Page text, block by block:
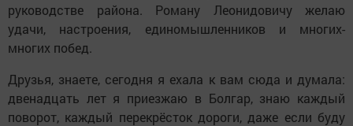
руководстве района. Роману Леонидовичу желаю
удачи, настроения, единомышленников и многих-
многих побед.
Друзья, знаете, сегодня я ехала к вам сюда и думала:
двенадцать лет я приезжаю в Болгар, знаю каждый
поворот, каждый перекрёсток дороги, даже если буду